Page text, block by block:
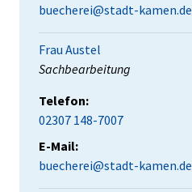
buecherei@stadt-kamen.de
Frau Austel
Position:
Sachbearbeitung
Telefon:
02307 148-7007
E-Mail:
buecherei@stadt-kamen.de